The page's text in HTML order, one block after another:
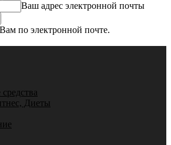
Ваш адрес электронной почты
по электронной почте.
Диеты